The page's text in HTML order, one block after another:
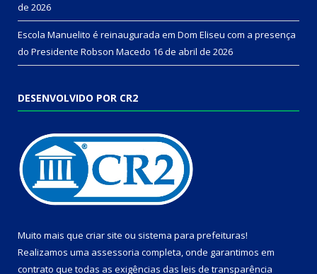
de 2026
Escola Manuelito é reinaugurada em Dom Eliseu com a presença
do Presidente Robson Macedo 16 de abril de 2026
DESENVOLVIDO POR CR2
Muito mais que criar site ou sistema para prefeituras!
Realizamos uma assessoria completa, onde garantimos em
contrato que todas as exigências das leis de transparência